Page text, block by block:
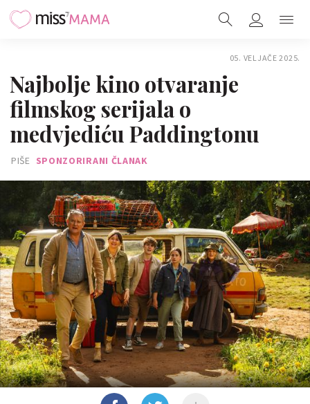
05. VELJAČE 2025.
Najbolje kino otvaranje
filmskog serijala o
medvjediću Paddingtonu
PIŠE SPONZORIRANI ČLANAK